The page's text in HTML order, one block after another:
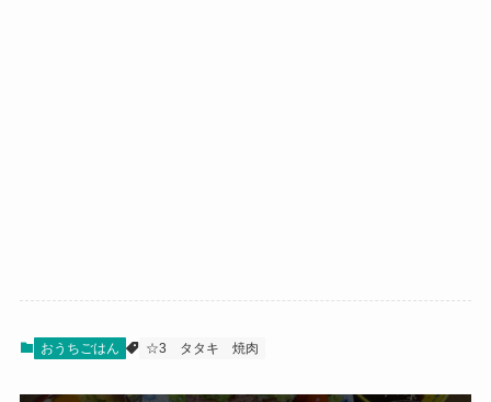
おうちごはん ☆3 タタキ 焼肉